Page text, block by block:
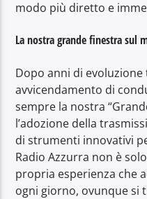
modo più diretto e
La nostra grande finestra sul
Dopo anni di evoluzione
avvicendamento di
sempre la nostra
l’adozione della
di strumenti innovativi
Radio Azzurra non è
propria esperienza che
ogni giorno, ovunque si